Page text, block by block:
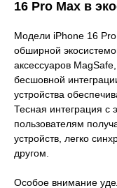
16 Pro Max в
Модели iPhone 16 Pro
обширной
аксессуаров
бесшовной
устройства
Тесная интеграция с
пользователям
устройств, легко
другом.
Особое внимание